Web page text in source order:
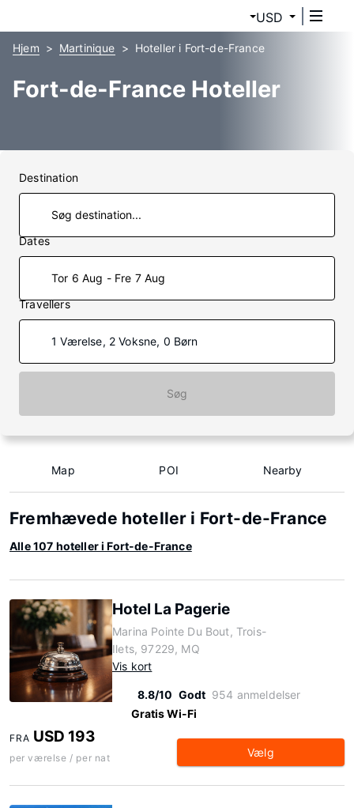
USD
Hjem Martinique Hoteller i Fort-de-France
Fort-de-France Hoteller
Destination
Dates
Tor 6 Aug - Fre 7 Aug
Travellers
1 Værelse, 2 Voksne, 0 Børn
Søg
Map POI Nearby
Fremhævede hoteller i Fort-de-France
Alle 107 hoteller i Fort-de-France
Hotel La Pagerie
Marina Pointe Du Bout, Trois-
Ilets, 97229, MQ
Vis kort
8.8/10 Godt 954 anmeldelser
Gratis Wi-Fi
FRA USD 193
per værelse / per nat Vælg